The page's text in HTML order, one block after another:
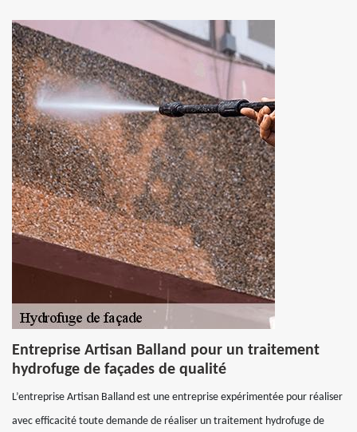
Entreprise Artisan Balland pour un traitement
hydrofuge de façades de qualité
L’entreprise Artisan Balland est une entreprise expérimentée pour réaliser
avec efficacité toute demande de réaliser un traitement hydrofuge de